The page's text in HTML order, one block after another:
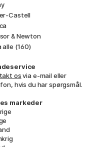
Castell
& Newton
alle (160)
osvia e-mail eller
hvis du har spørgsmål.
markeder